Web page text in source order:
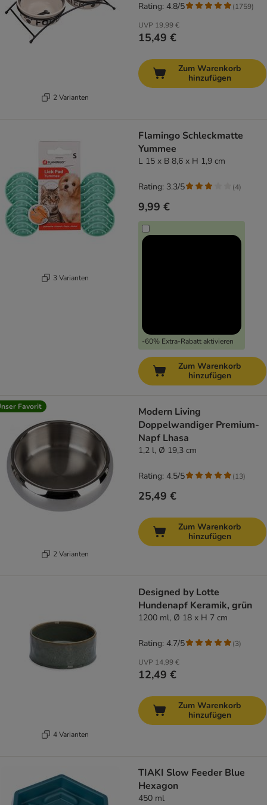
2 Varianten
UVP 19,99 €
15,49 €
Rating: 4.8/5 (1759)
Zum Warenkorb
hinzufügen
3 Varianten
Flamingo Schleckmatte
Yummee
L 15 x B 8,6 x H 1,9 cm
9,99 €
-60% Extra-Rabatt aktivieren
Rating: 3.3/5 (4)
Zum Warenkorb
hinzufügen
Favorit
2 Varianten
Modern Living
Doppelwandiger Premium-
Napf Lhasa
1,2 l, Ø 19,3 cm
25,49 €
Rating: 4.5/5 (13)
Zum Warenkorb
hinzufügen
4 Varianten
Designed by Lotte
Hundenapf Keramik, grün
1200 ml, Ø 18 x H 7 cm
UVP 14,99 €
12,49 €
Rating: 4.7/5 (3)
Zum Warenkorb
hinzufügen
TIAKI Slow Feeder Blue
Hexagon
450 ml